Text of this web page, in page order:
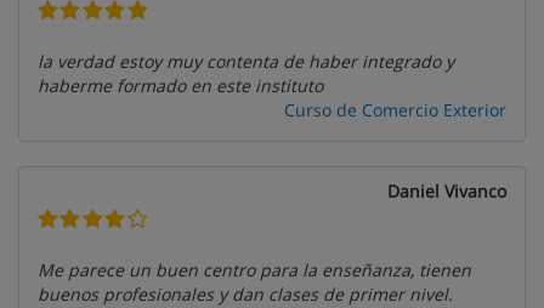
la verdad estoy muy contenta de haber integrado y
haberme formado en este instituto
Curso de Comercio Exterior
Daniel Vivanco
Me parece un buen centro para la enseñanza, tienen
buenos profesionales y dan clases de primer nivel.